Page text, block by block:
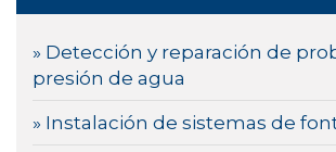
» Detección y reparación de
presión de agua
» Instalación de sistemas de